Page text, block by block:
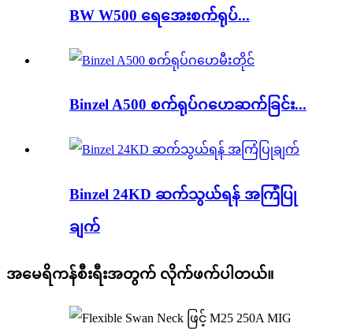
BW W500 ရေအေးစက်ရုပ်...
Binzel A500 စက်ရုပ်ဂဟေဆက်ခြင်း...
Binzel 24KD ဆက်သွယ်ရန် အကြံပြု
ချက်
အမေရိကန်စီးရီးအတွက် လိုက်ဖက်ပါတယ်။